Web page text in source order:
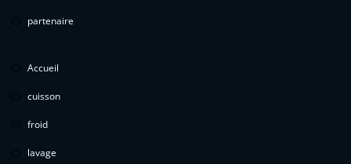
partenaire
Accueil
cuisson
froid
lavage